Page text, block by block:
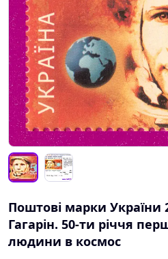
Поштові марки України
Гагарін. 50-ти річчя
людини в космос